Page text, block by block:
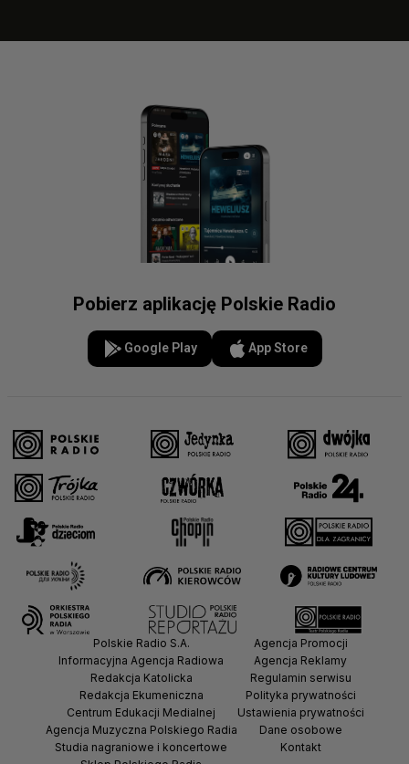
Pobierz aplikację Polskie Radio
Google Play App Store
Polskie Radio S.A.
Informacyjna Agencja Radiowa
Redakcja Katolicka
Redakcja Ekumeniczna
Centrum Edukacji Medialnej
Agencja Muzyczna Polskiego Radia
Studia nagraniowe i koncertowe
Agencja Promocji
Agencja Reklamy
Regulamin serwisu
Polityka prywatności
Ustawienia prywatności
Dane osobowe
Kontakt